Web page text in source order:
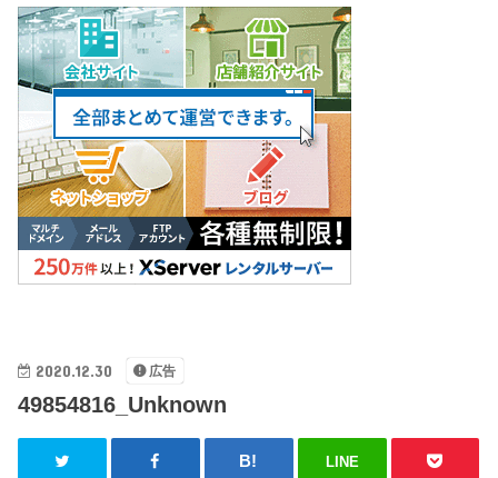
2020.12.30 広告
49854816_Unknown
LINE